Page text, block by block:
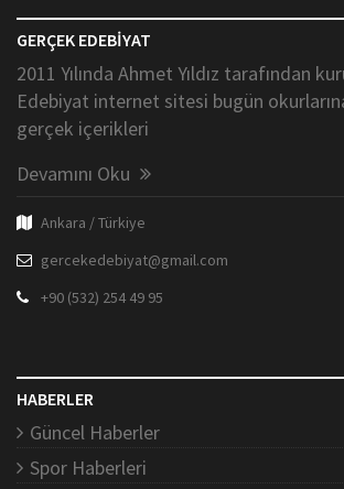
GERÇEK EDEBİYAT
2011 Yılında Ahmet Yıldız tarafından
Edebiyat internet sitesi bugün
gerçek içerikleri
Devamını Oku
Ankara / Türkiye
gercekedebiyat@gmail.com
+90 (532) 254 49 95
HABERLER
Güncel Haberler
Spor Haberleri